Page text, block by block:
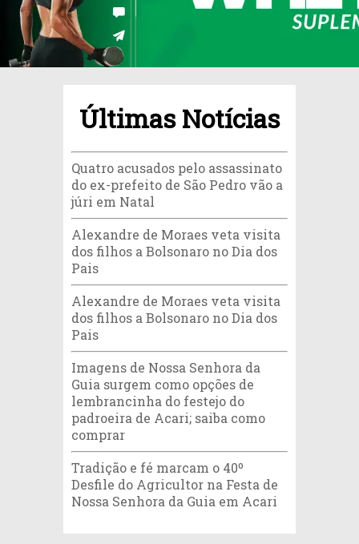
Últimas Notícias
Quatro acusados pelo assassinato
do ex-prefeito de São Pedro vão a
júri em Natal
Alexandre de Moraes veta visita
dos filhos a Bolsonaro no Dia dos
Pais
Alexandre de Moraes veta visita
dos filhos a Bolsonaro no Dia dos
Pais
Imagens de Nossa Senhora da
Guia surgem como opções de
lembrancinha do festejo do
padroeira de Acari; saiba como
comprar
Tradição e fé marcam o 40º
Desfile do Agricultor na Festa de
Nossa Senhora da Guia em Acari